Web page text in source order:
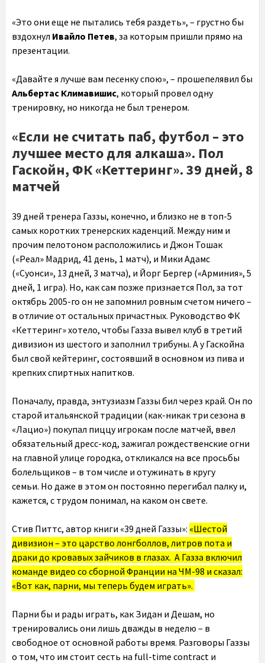
«Это они еще не пытались тебя раздеть», – грустно бы
вздохнул Ивайло Петев, за которым пришли прямо на
презентации.
«Давайте я лучше вам песенку спою», – прошепелявил бы
Альбертас Климавишис, который провел одну
тренировку, но никогда не был тренером.
«Если не считать паб, футбол – это
лучшее место для алкаша». Пол
Гаскойн, ФК «Кеттеринг». 39 дней, 8
матчей
39 дней тренера Газзы, конечно, и близко не в топ-5
самых коротких тренерских каденций. Между ним и
прочим пелотоном расположились и Джон Тошак
(«Реал» Мадрид, 41 день, 1 матч), и Мики Адамс
(«Суонси», 13 дней, 3 матча), и Йорг Бергер («Арминия», 5
дней, 1 игра). Но, как сам позже признается Пол, за тот
октябрь 2005-го он не запомнил ровным счетом ничего –
в отличие от остальных причастных. Руководство ФК
«Кеттеринг» хотело, чтобы Газза вывел клуб в третий
дивизион из шестого и заполнил трибуны. А у Гаскойна
был свой кейтеринг, состоявший в основном из пива и
крепких спиртных напитков.
Поначалу, правда, энтузиазм Газзы бил через край. Он по
старой итальянской традиции (как-никак три сезона в
«Лацио») покупал пиццу игрокам после матчей, ввел
обязательный дресс-код, зажигал рождественские огни
на главной улице городка, откликался на все просьбы
болельщиков – в том числе и отужинать в кругу
семьи. Но даже в этом он постоянно перегибал палку и,
кажется, с трудом понимал, на каком он свете.
Стив Питтс, автор книги «39 дней Газзы»: «Шестой
дивизион – это царство лонгболлов, литров пота и
драки до кровавых зайчиков в глазах. А Газза включил
команде видео со сборной Франции на ЧМ-98 и сказал:
«Вот как, парни, мы теперь будем играть».
Парни бы и рады играть, как Зидан и Дешам, но
тренировались они лишь дважды в неделю – в
свободное от основной работы время. Разговоры Газзы
о том, что им стоит сесть на full-time contract и